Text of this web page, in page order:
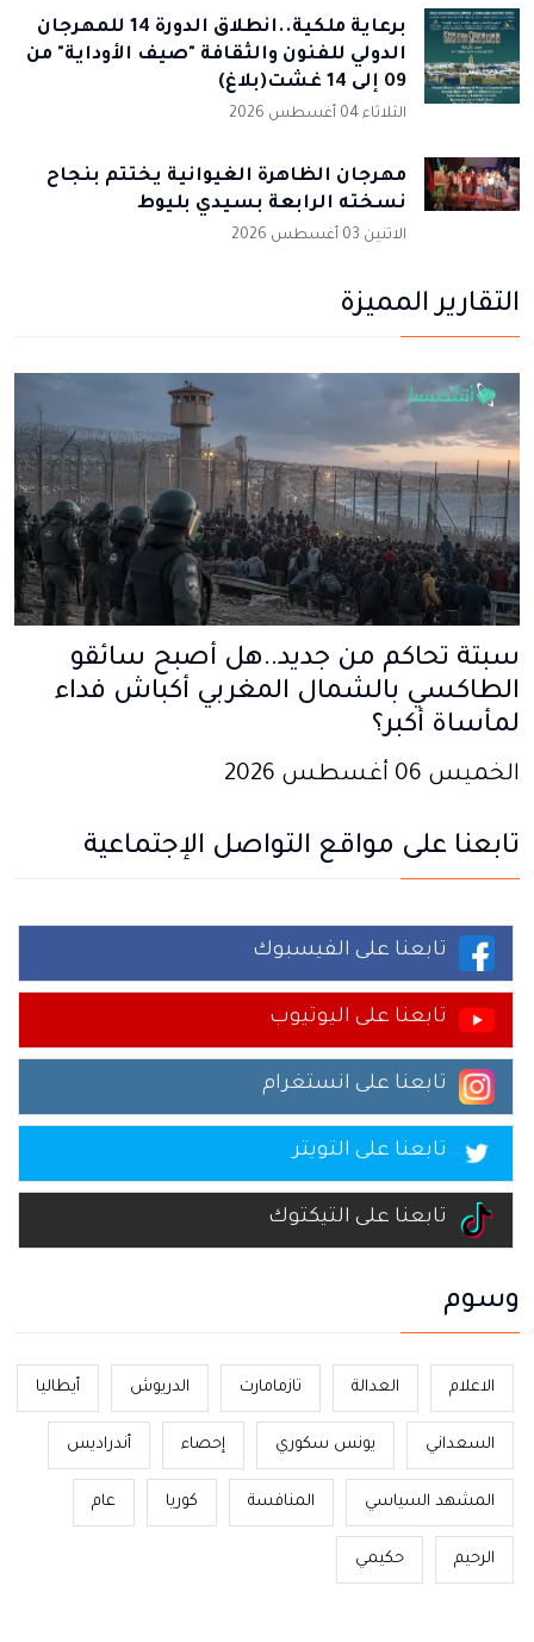
برعاية ملكية..انطلاق الدورة 14 للمهرجان
الدولي للفنون والثقافة "صيف الأوداية" من
09 إلى 14 غشت(بلاغ)
الثلاثاء 04 أغسطس 2026
مهرجان الظاهرة الغيوانية يختتم بنجاح
نسخته الرابعة بسيدي بليوط
الاثنين 03 أغسطس 2026
التقارير المميزة
سبتة تحاكم من جديد..هل أصبح سائقو
الطاكسي بالشمال المغربي أكباش فداء
لمأساة أكبر؟
الخميس 06 أغسطس 2026
تابعنا على مواقع التواصل الإجتماعية
تابعنا على الفيسبوك
تابعنا على اليوتيوب
تابعنا على انستغرام
تابعنا على التويتر
تابعنا على التيكتوك
وسوم
الاعلام العدالة تازمامارت الدريوش أيطاليا
السعداني يونس سكوري إحصاء أندراديس
المشهد السياسي المنافسة كوريا عام
الرحيم حكيمي